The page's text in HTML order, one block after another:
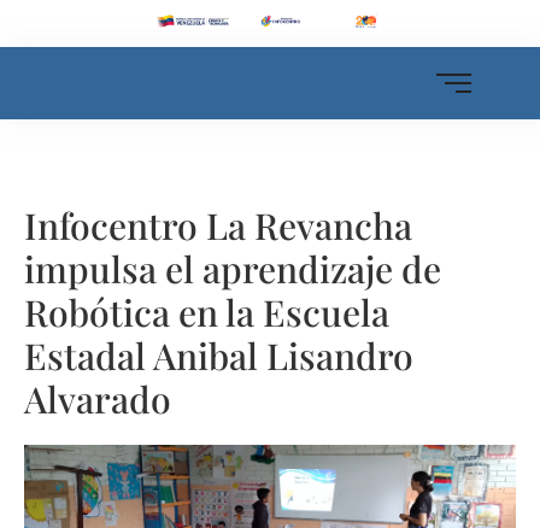
Infocentro La Revancha
impulsa el aprendizaje de
Robótica en la Escuela
Estadal Anibal Lisandro
Alvarado